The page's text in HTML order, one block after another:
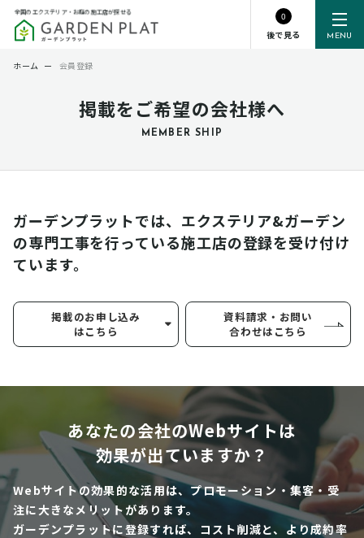
MENU
全国のエクステリア・お庭の施工店が探せる
0
後で見る
掲載をご希望の会社様へ
MEMBER SHIP
ホーム ー 会員登録
ガーデンプラットでは、エクステリア&ガーデン
の専門工事を行っている施工店の登録を受け付け
ています。
掲載のお申し込み
はこちら
資料請求・お問い
合わせはこちら
あなたの会社のWebサイトは
効果が出ていますか？
Webサイトの効果的な活用は、プロモーション・集客・受
注に大きなメリットがあります。
ガーデンプラットに登録すれば、コスト削減と、より成約率